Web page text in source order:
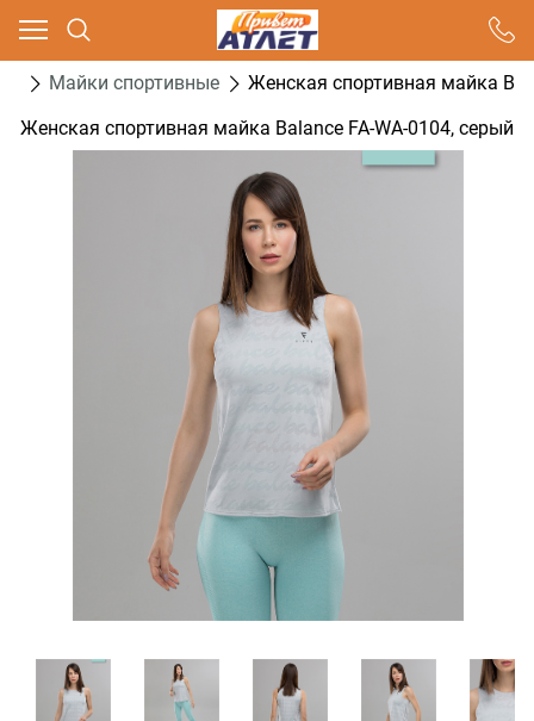
Майки спортивные
Женская спортивная майка
Женская спортивная майка Balance FA-WA-0104, серый
Ваш город - Москва,
угадали?
ДА НЕТ